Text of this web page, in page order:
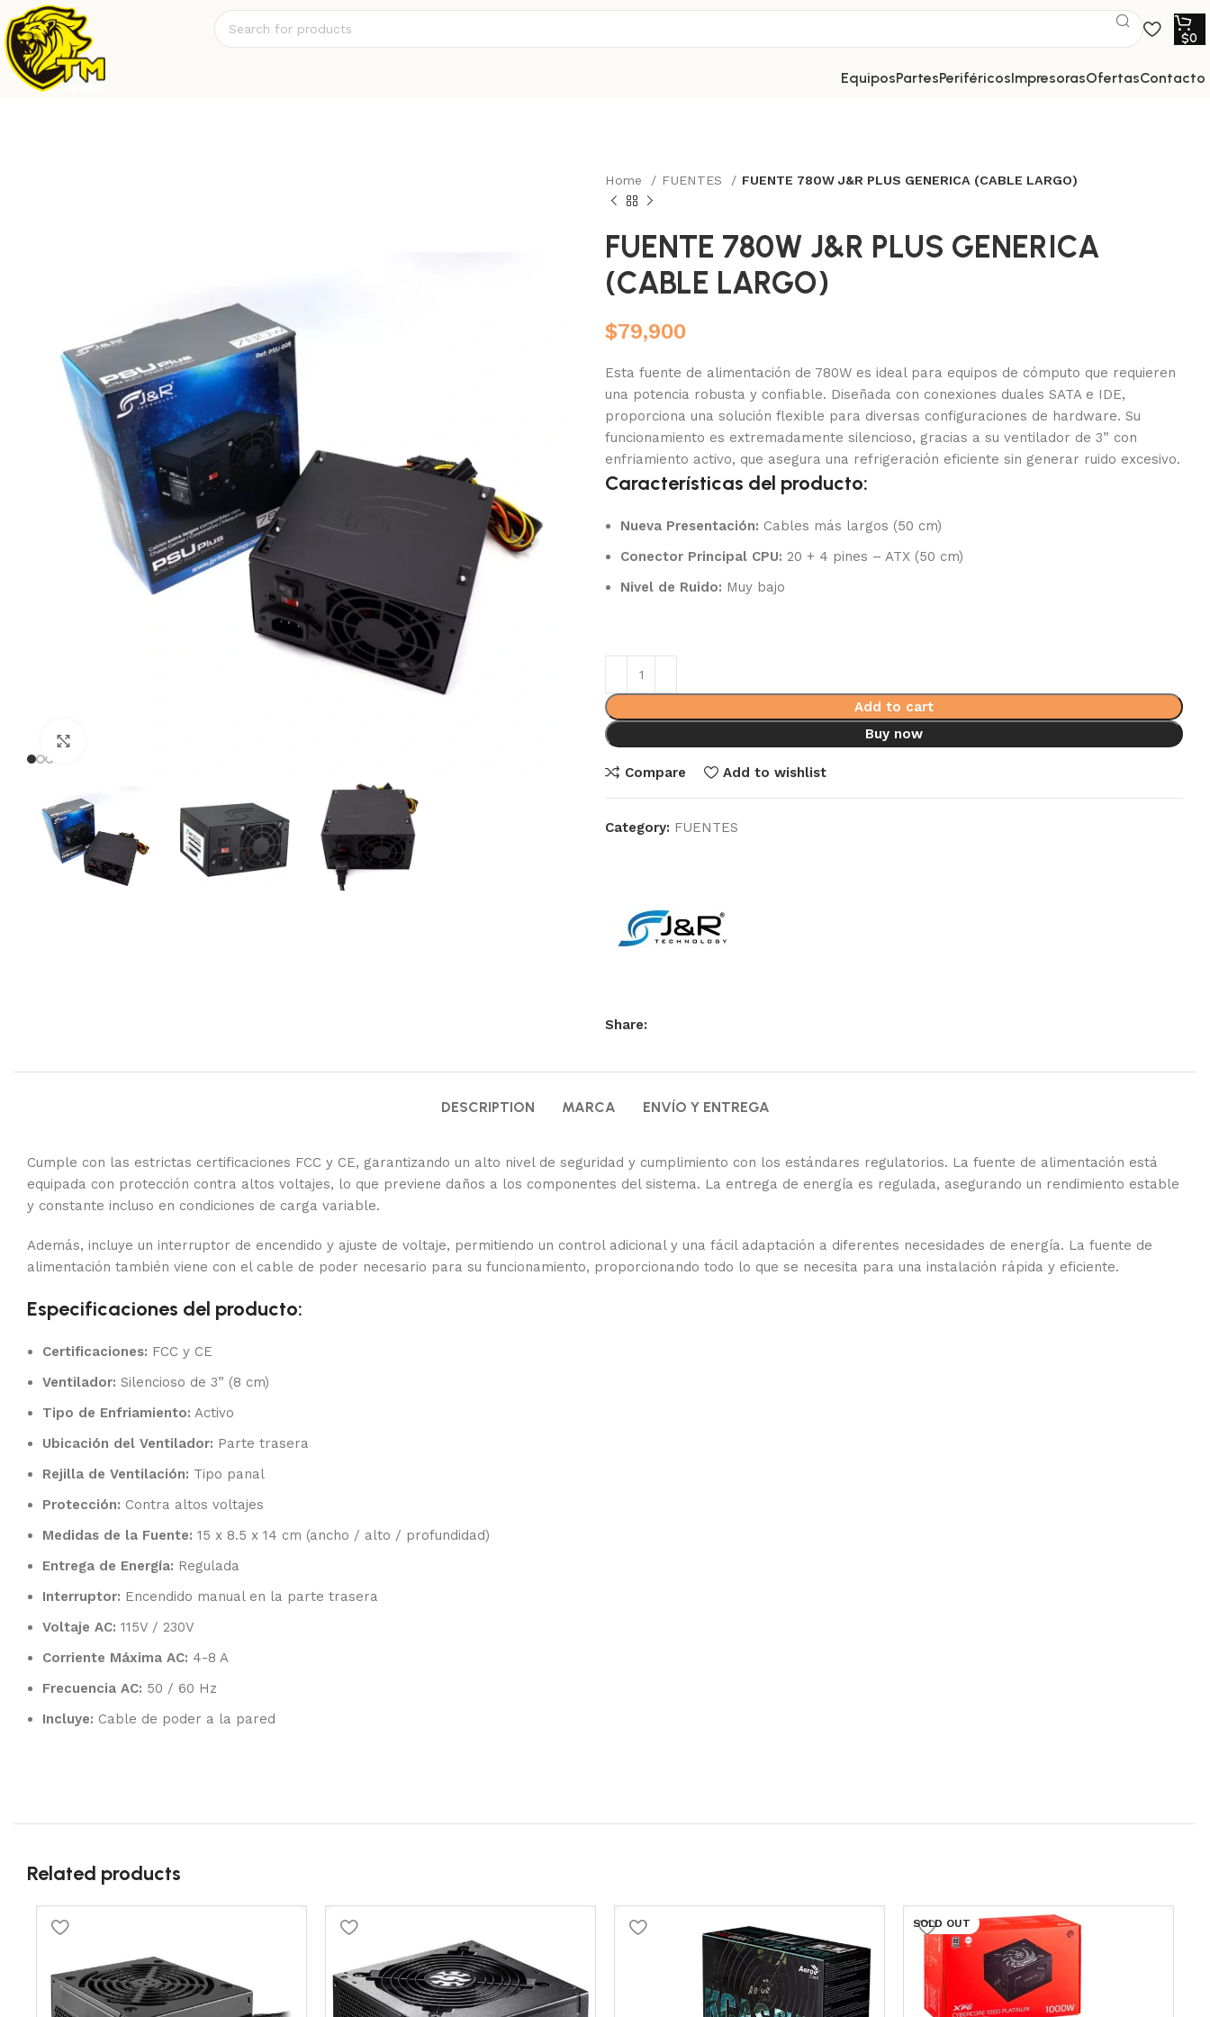
$0
equipos partes periféricos impresoras ofertas contacto
Home FUENTES FUENTE 780W J&R PLUS GENERICA (CABLE LARGO)
FUENTE 780W J&R PLUS GENERICA
(CABLE LARGO)
$79,900
Esta fuente de alimentación de 780W es ideal para equipos de cómputo que requieren
una potencia robusta y confiable. Diseñada con conexiones duales SATA e IDE,
proporciona una solución flexible para diversas configuraciones de hardware. Su
funcionamiento es extremadamente silencioso, gracias a su ventilador de 3” con
enfriamiento activo, que asegura una refrigeración eficiente sin generar ruido excesivo.
Características del producto:
Nueva Presentación: Cables más largos (50 cm)
Conector Principal CPU: 20 + 4 pines – ATX (50 cm)
Nivel de Ruido: Muy bajo
Add to cart
Buy now
Compare Add to wishlist
Category: FUENTES
Share:
DESCRIPTION MARCA ENVÍO Y ENTREGA
Cumple con las estrictas certificaciones FCC y CE, garantizando un alto nivel de seguridad y cumplimiento con los estándares regulatorios. La fuente de alimentación está
equipada con protección contra altos voltajes, lo que previene daños a los componentes del sistema. La entrega de energía es regulada, asegurando un rendimiento estable
y constante incluso en condiciones de carga variable.
Además, incluye un interruptor de encendido y ajuste de voltaje, permitiendo un control adicional y una fácil adaptación a diferentes necesidades de energía. La fuente de
alimentación también viene con el cable de poder necesario para su funcionamiento, proporcionando todo lo que se necesita para una instalación rápida y eficiente.
Especificaciones del producto:
Certificaciones: FCC y CE
Ventilador: Silencioso de 3” (8 cm)
Tipo de Enfriamiento: Activo
Ubicación del Ventilador: Parte trasera
Rejilla de Ventilación: Tipo panal
Protección: Contra altos voltajes
Medidas de la Fuente: 15 x 8.5 x 14 cm (ancho / alto / profundidad)
Entrega de Energía: Regulada
Interruptor: Encendido manual en la parte trasera
Voltaje AC: 115V / 230V
Corriente Máxima AC: 4-8 A
Frecuencia AC: 50 / 60 Hz
Incluye: Cable de poder a la pared
Related products
SOLD OUT